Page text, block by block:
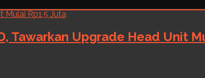
Tawarkan Upgrade Head Unit